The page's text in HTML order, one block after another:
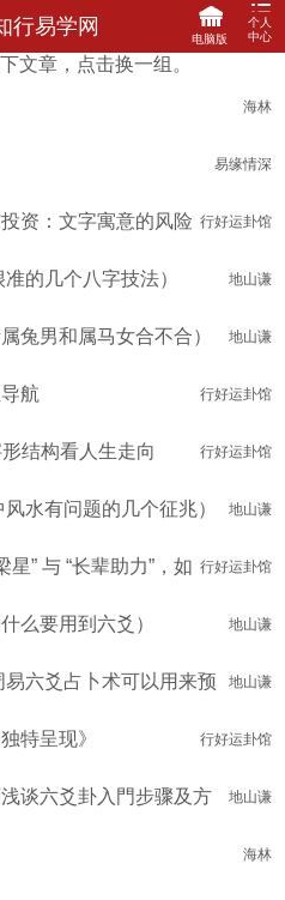
行易学网
个人
中心
电脑版
登录
关联登陆
文章，点击换一组。
海林
易缘情深
行好运卦馆
资：文字寓意的风险
地山谦
的几个八字技法）
地山谦
兔男和属马女合不合）
行好运卦馆
航
行好运卦馆
结构看人生走向
地山谦
水有问题的几个征兆）
行好运卦馆
” 与 “长辈助力”，如
地山谦
么要用到六爻）
地山谦
六爻占卜术可以用来预
行好运卦馆
特呈现》
地山谦
谈六爻卦入門步骤及方
海林